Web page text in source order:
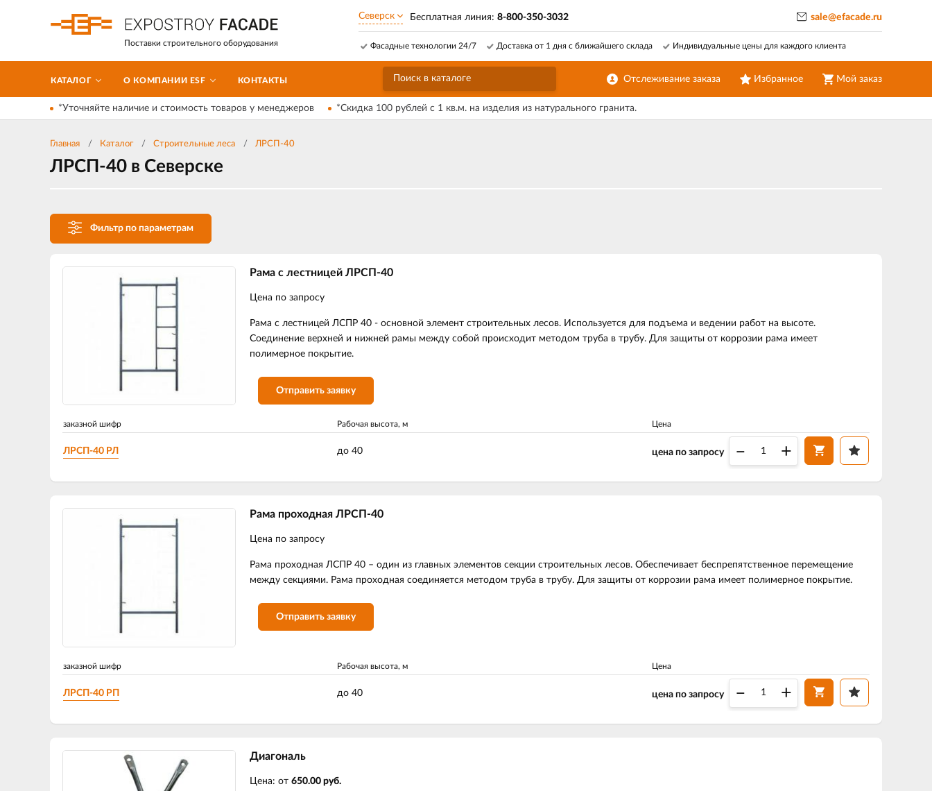
Поставки строительного оборудования
Северск Бесплатная линия: 8-800-350-3032
Отслеживание заказа Избранное Мой заказ
Фасадные технологии 24/7 Доставка от 1 дня с ближайшего склада Индивидуальные цены для каждого клиента
КАТАЛОГ О КОМПАНИИ ESF КОНТАКТЫ
sale@efacade.ru
*Уточняйте наличие и стоимость товаров у менеджеров *Скидка 100 рублей с 1 кв.м. на изделия из натурального гранита.
Главная Каталог Строительные леса ЛРСП-40
ЛРСП-40 в Северске
Фильтр по параметрам
Рама с лестницей ЛРСП-40
Цена по запросу
Рама с лестницей ЛСПР 40 - основной элемент строительных лесов. Используется для подъема и ведении работ на высоте.
Соединение верхней и нижней рамы между собой происходит методом труба в трубу. Для защиты от коррозии рама имеет
полимерное покрытие.
Отправить заявку
заказной шифр Рабочая высота, м Цена
ЛРСП-40 РЛ до 40 цена по запросу – +
Рама проходная ЛРСП-40
Цена по запросу
Рама проходная ЛСПР 40 – один из главных элементов секции строительных лесов. Обеспечивает беспрепятственное перемещение
между секциями. Рама проходная соединяется методом труба в трубу. Для защиты от коррозии рама имеет полимерное покрытие.
Отправить заявку
заказной шифр Рабочая высота, м Цена
ЛРСП-40 РП до 40 цена по запросу – +
Диагональ
Цена: от 650.00 руб.